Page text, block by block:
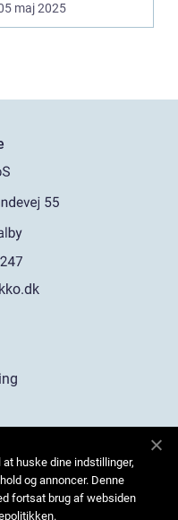
maj 2025
huske dine indstillinger,
og annoncer. Denne
fortsat brug af websiden